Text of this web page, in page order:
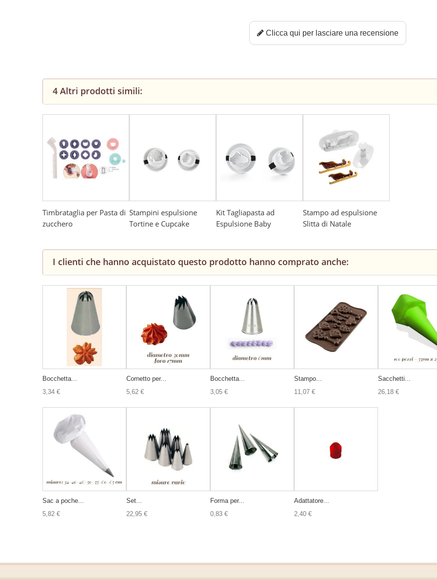
Clicca qui per lasciare una recensione
4 Altri prodotti simili:
Timbrataglia per Pasta di
zucchero
Stampini espulsione
Tortine e Cupcake
Kit Tagliapasta ad
Espulsione Baby
Stampo ad espulsione
Slitta di Natale
I clienti che hanno acquistato questo prodotto hanno comprato anche:
Bocchetta...
3,34 €
Cornetto per...
5,62 €
Bocchetta...
3,05 €
Stampo...
11,07 €
Sacchetti...
26,18 €
Sac a poche...
5,82 €
Set...
22,95 €
Forma per...
0,83 €
Adattatore...
2,40 €